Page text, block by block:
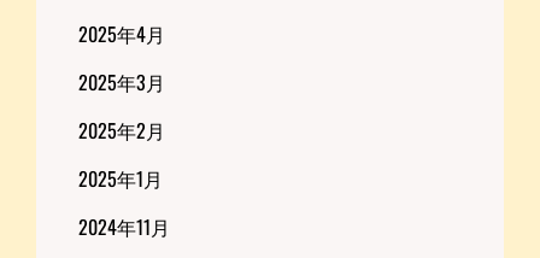
2025年4月
2025年3月
2025年2月
2025年1月
2024年11月